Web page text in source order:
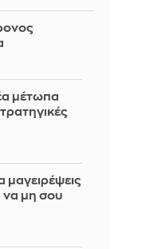
μέτωπα
μαγειρέψεις
να μη σου